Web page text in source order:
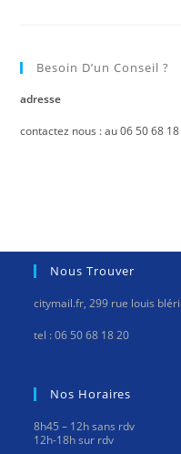
:
Besoin D’un Conseil ?
adresse
contactez nous : au 06 50 68
Nous Trouver
citymail.fr, 299 rue louis
tel : 06 50 68 18 20
Nos Horaires
8h45 – 12h sans rdv
12h-18h sur rdv